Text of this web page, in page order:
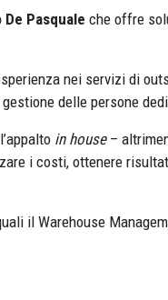
De Pasquale che offre
nei servizi di
delle persone
in house–
i costi, ottenere
il Warehouse